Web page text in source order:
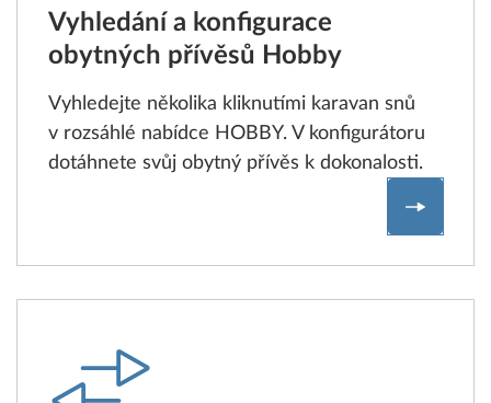
Vyhledání a konfigurace
obytných přívěsů Hobby
Vyhledejte několika kliknutími karavan snů
v rozsáhlé nabídce HOBBY. V konfigurátoru
dotáhnete svůj obytný přívěs k dokonalosti.